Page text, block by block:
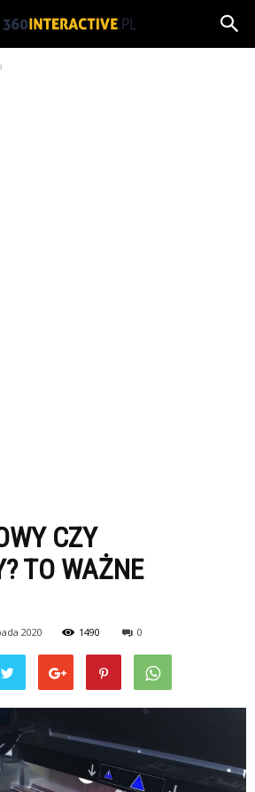
CZY
TO WAŻNE
2020 1490 0